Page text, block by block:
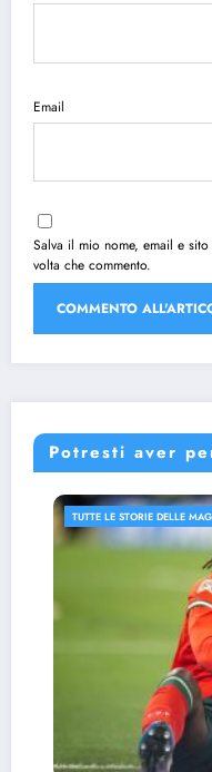
Email
Salva il mio nome, email e
volta che commento.
Potresti aver
TUTTE LE STORIE DELLE MAGLIE